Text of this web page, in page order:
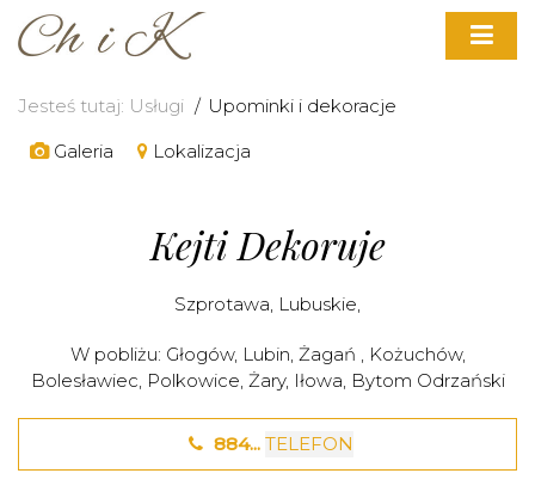
Jesteś tutaj: Usługi
Upominki i dekoracje
Galeria
Lokalizacja
Kejti Dekoruje
Szprotawa, Lubuskie,
W pobliżu: Głogów, Lubin, Żagań , Kożuchów,
Bolesławiec, Polkowice, Żary, Iłowa, Bytom Odrzański
884... TELEFON